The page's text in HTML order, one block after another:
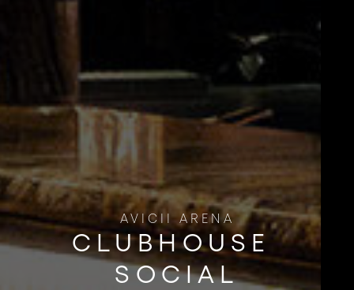
AVICII ARENA
CLUBHOUSE ​
SOCIAL